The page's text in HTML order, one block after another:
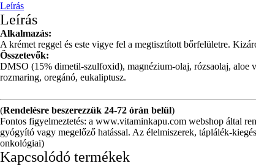
Leírás
Leírás
Alkalmazás:
A krémet reggel és este vigye fel a megtisztított bőrfelületre.
Összetevők:
DMSO (15% dimetil-szulfoxid), magnézium-olaj, rózsaolaj, aloe
rozmaring, oregánó, eukaliptusz.
(Rendelésre beszerezzük 24-72 órán belül)
Fontos figyelmeztetés: a www.vitaminkapu.com webshop által
gyógyító vagy megelőző hatással. Az élelmiszerek, táplálék-
onkológiai)
Kapcsolódó termékek